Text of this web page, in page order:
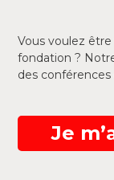
Vous voulez
fondation ?
des
Je